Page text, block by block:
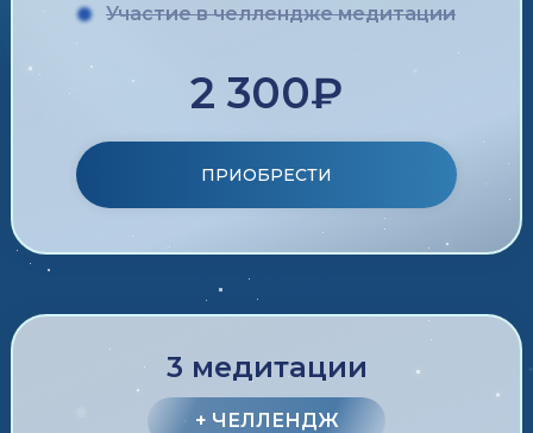
3 медитации
+ ЧЕЛЛЕНДЖ
2 300₽
Участие в челлендже медитации
ПРИОБРЕСТИ